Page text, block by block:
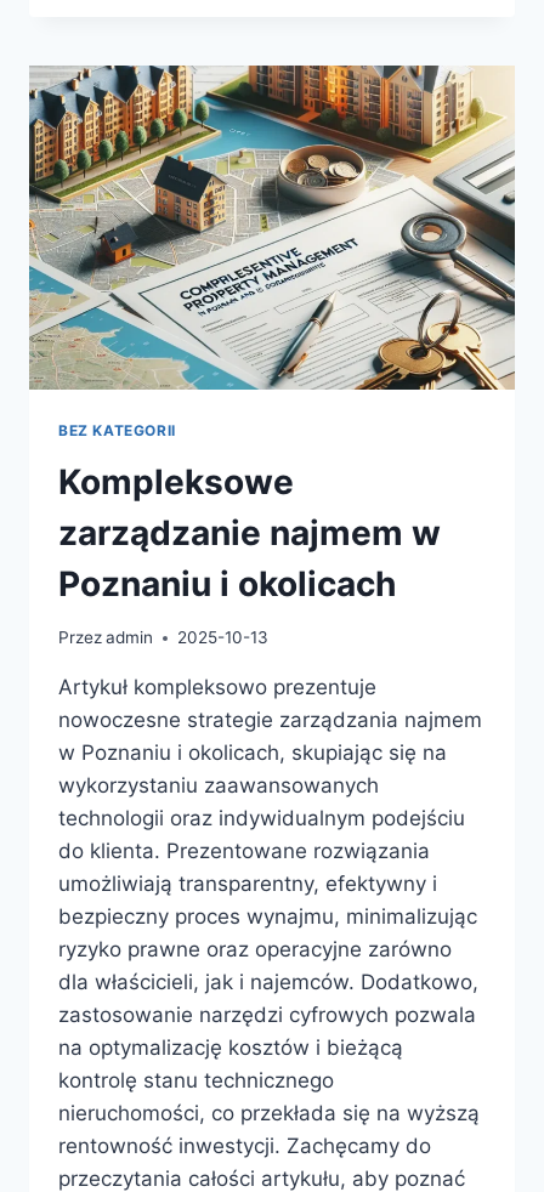
–
INNOWACYJNE
ROZWIĄZANIA
W
DIAGNOSTYCE
SERCA
BEZ KATEGORII
Kompleksowe
zarządzanie najmem w
Poznaniu i okolicach
Przezadmin 2025-10-13
Artykuł kompleksowo prezentuje
nowoczesne strategie zarządzania najmem
w Poznaniu i okolicach, skupiając się na
wykorzystaniu zaawansowanych
technologii oraz indywidualnym podejściu
do klienta. Prezentowane rozwiązania
umożliwiają transparentny, efektywny i
bezpieczny proces wynajmu, minimalizując
ryzyko prawne oraz operacyjne zarówno
dla właścicieli, jak i najemców. Dodatkowo,
zastosowanie narzędzi cyfrowych pozwala
na optymalizację kosztów i bieżącą
kontrolę stanu technicznego
nieruchomości, co przekłada się na wyższą
rentowność inwestycji. Zachęcamy do
przeczytania całości artykułu, aby poznać